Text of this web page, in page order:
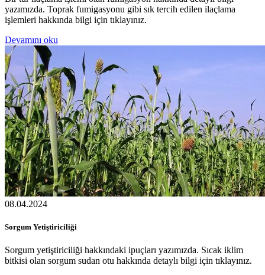
yazımızda. Toprak fumigasyonu gibi sık tercih edilen ilaçlama
işlemleri hakkında bilgi için tıklayınız.
Devamını oku
08.04.2024
Sorgum Yetiştiriciliği
Sorgum yetiştiriciliği hakkındaki ipuçları yazımızda. Sıcak iklim
bitkisi olan sorgum sudan otu hakkında detaylı bilgi için tıklayınız.